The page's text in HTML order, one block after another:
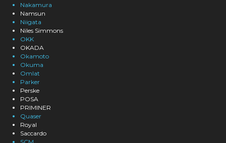
Nakamura
Namsun
Niigata
Niles Simmons
OKK
OKADA
Okamoto
Okuma
Omlat
Parker
Perske
POSA
PRIMINER
Quaser
Royal
Saccardo